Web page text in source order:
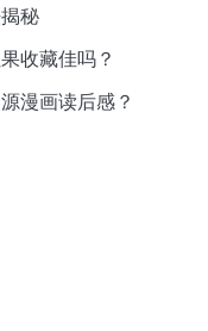
秘
收藏佳吗？
漫画读后感？